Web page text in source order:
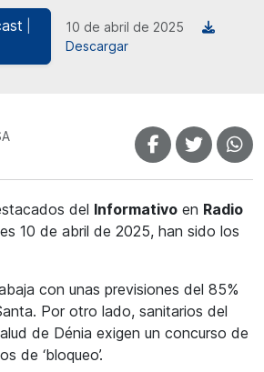
10 de abril de 2025
Descargar
del Informativo en Radio
10 de abril de 2025, han sido los
con unas previsiones del 85%
Por otro lado, sanitarios del
de Dénia exigen un concurso de
de ‘bloqueo’.